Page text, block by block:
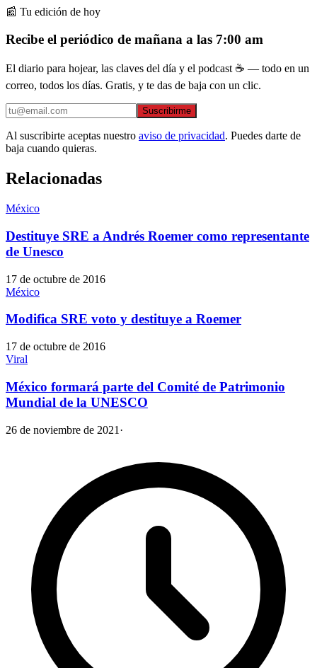
📰 Tu edición de hoy
Recibe el periódico de mañana a las 7:00 am
El diario para hojear, las claves del día y el podcast ☕ — todo en un
correo, todos los días. Gratis, y te das de baja con un clic.
Suscribirme
Al suscribirte aceptas nuestro aviso de privacidad. Puedes darte de
baja cuando quieras.
Relacionadas
México
Destituye SRE a Andrés Roemer como representante
de Unesco
17 de octubre de 2016
México
Modifica SRE voto y destituye a Roemer
17 de octubre de 2016
Viral
México formará parte del Comité de Patrimonio
Mundial de la UNESCO
26 de noviembre de 2021 ·